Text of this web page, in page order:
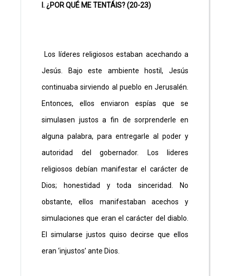
I. ¿POR QUÉ ME TENTÁIS? (20-23)
Los líderes religiosos estaban acechando a
Jesús. Bajo este ambiente hostil, Jesús
continuaba sirviendo al pueblo en Jerusalén.
Entonces, ellos enviaron espías que se
simulasen justos a fin de sorprenderle en
alguna palabra, para entregarle al poder y
autoridad del gobernador. Los lideres
religiosos debían manifestar el carácter de
Dios; honestidad y toda sinceridad. No
obstante, ellos manifestaban acechos y
simulaciones que eran el carácter del diablo.
El simularse justos quiso decirse que ellos
eran ‘injustos’ ante Dios.